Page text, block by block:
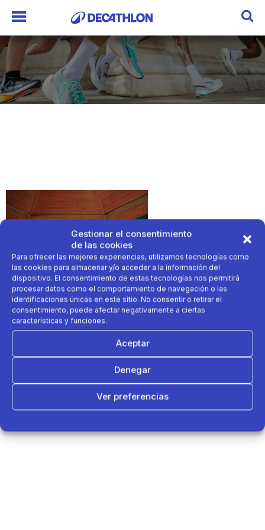
Gestionar el consentimiento
de las cookies
Para ofrecer las mejores experiencias, utilizamos tecnologías como
las cookies para almacenar y/o acceder a la información del
dispositivo. El consentimiento de estas tecnologías nos permitirá
procesar datos como el comportamiento de navegación o las
identificaciones únicas en este sitio. No consentir o retirar el
consentimiento, puede afectar negativamente a ciertas
características y funciones.
Aceptar
Denegar
Ver preferencias